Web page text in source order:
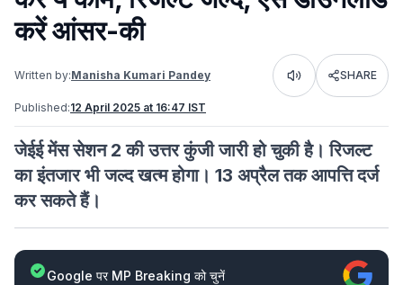
करें आंसर-की
Written by:Manisha Kumari Pandey Listen SHARE
Published:12 April 2025 at 16:47 IST
जेईई मेंस सेशन 2 की उत्तर कुंजी जारी हो चुकी है। रिजल्ट
का इंतजार भी जल्द खत्म होगा। 13 अप्रैल तक आपत्ति दर्ज
कर सकते हैं।
Google पर MP Breaking को चुनें